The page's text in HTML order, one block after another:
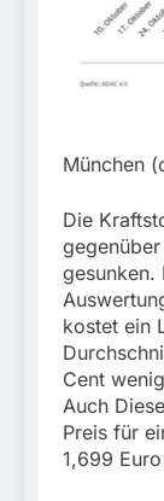
München
Die
gesunken.
kostet ein
Cent
Auch
Preis für
1,699